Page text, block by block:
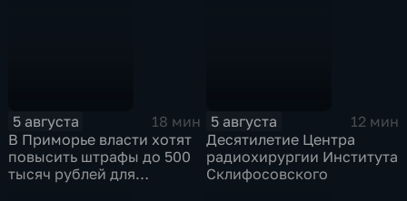
5 августа
18 мин
В Приморье власти хотят
повысить штрафы до 500
тысяч рублей для
5 августа
12 мин
Десятилетие Центра
радиохирургии Института
Склифосовского